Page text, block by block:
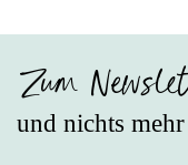
Zum
und nichts